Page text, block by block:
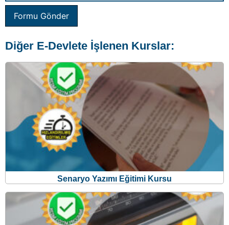
Formu Gönder
Diğer E-Devlete İşlenen Kurslar:
Senaryo Yazımı Eğitimi Kursu